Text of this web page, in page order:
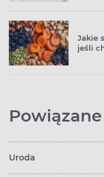
Jakie
jeśli
Uroda